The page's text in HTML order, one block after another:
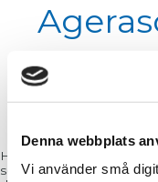
Denna webbplats
Vi använder små
Hjälp mig Kursen
som till en början